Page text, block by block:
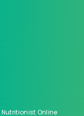
Nutritionist Online